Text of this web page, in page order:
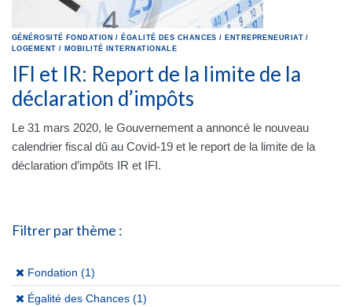
GÉNÉROSITÉ FONDATION / ÉGALITÉ DES CHANCES / ENTREPRENEURIAT /
LOGEMENT / MOBILITÉ INTERNATIONALE
IFI et IR: Report de la limite de la
déclaration d’impôts
Le 31 mars 2020, le Gouvernement a annoncé le nouveau
calendrier fiscal dû au Covid-19 et le report de la limite de la
déclaration d’impôts IR et IFI.
Filtrer par thème :
(x)
Fondation (1)
(x)
Égalité des Chances (1)